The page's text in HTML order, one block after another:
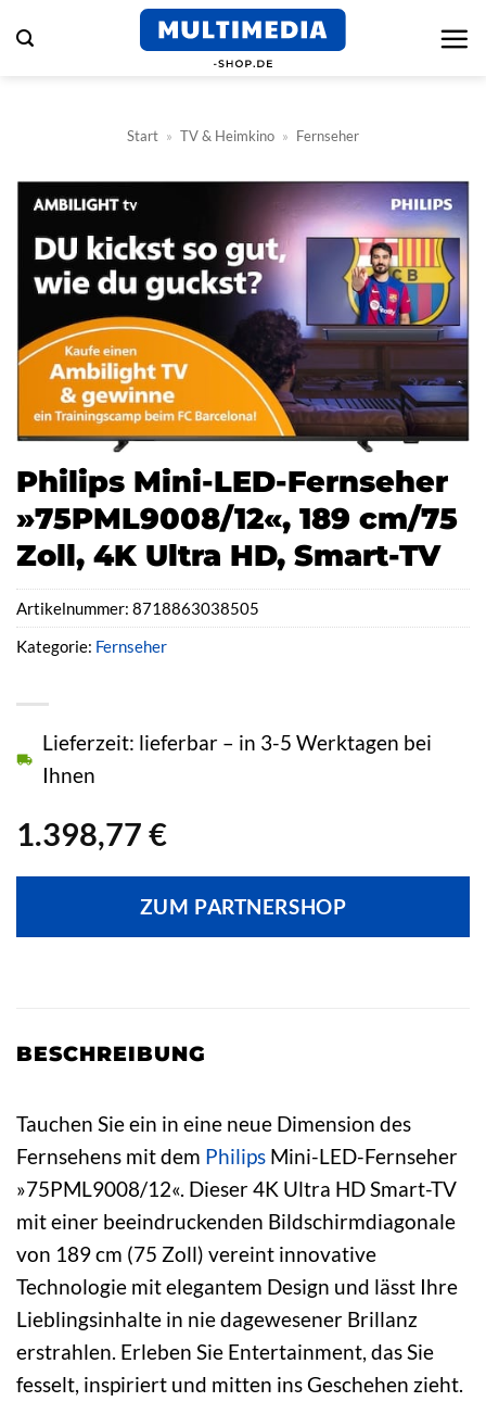
Inhalt
Start » TV & Heimkino » Fernseher
Philips Mini-LED-Fernseher
»75PML9008/12«, 189 cm/75
Zoll, 4K Ultra HD, Smart-TV
1.398,77 €
Lieferzeit: lieferbar – in 3-5 Werktagen bei
Ihnen
ZUM PARTNERSHOP
Artikelnummer: 8718863038505
Kategorie: Fernseher
BESCHREIBUNG
Tauchen Sie ein in eine neue Dimension des
Fernsehens mit dem Philips Mini-LED-Fernseher
»75PML9008/12«. Dieser 4K Ultra HD Smart-TV
mit einer beeindruckenden Bildschirmdiagonale
von 189 cm (75 Zoll) vereint innovative
Technologie mit elegantem Design und lässt Ihre
Lieblingsinhalte in nie dagewesener Brillanz
erstrahlen. Erleben Sie Entertainment, das Sie
fesselt, inspiriert und mitten ins Geschehen zieht.